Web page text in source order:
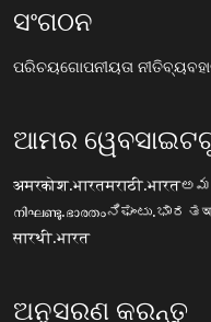
ସଂଗଠନ
ପରିଚୟଗୋପନୀୟତା ନୀତି
ଆମର
अमरकोश.भारतमराठी.भारत
നിഘണ്ടു.ഭാരതംನಿಘಂಟು.ಭಾರತ
सारथी.भारत
ଅନୁସରଣ କରନ୍ତୁ